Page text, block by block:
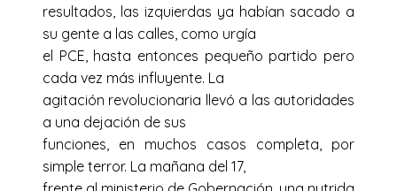
resultados, las izquierdas ya habían sacado a
su gente a las calles, como urgía
el PCE, hasta entonces pequeño partido pero
cada vez más influyente. La
agitación revolucionaria llevó a las autoridades
a una dejación de sus
funciones, en muchos casos completa, por
simple terror. La mañana del 17,